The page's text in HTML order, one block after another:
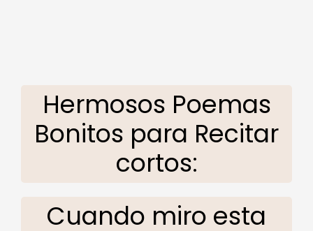
Hermosos Poemas
Bonitos para Recitar
cortos:
Cuando miro esta